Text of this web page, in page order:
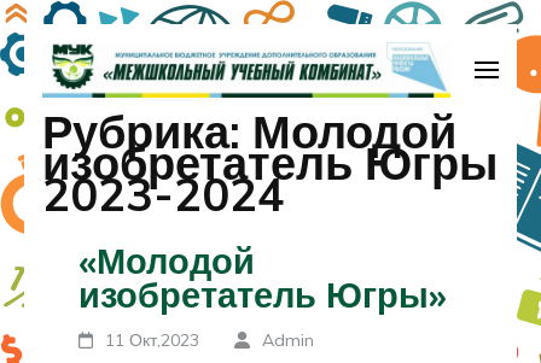
Перейти
к
содержимому
(нажмите
Enter)
МБУДО «Межшкольный учебный
комбинат»
Рубрика: Молодой
изобретатель Югры
2023-2024
«Молодой
изобретатель Югры»
11 Окт,2023 Admin